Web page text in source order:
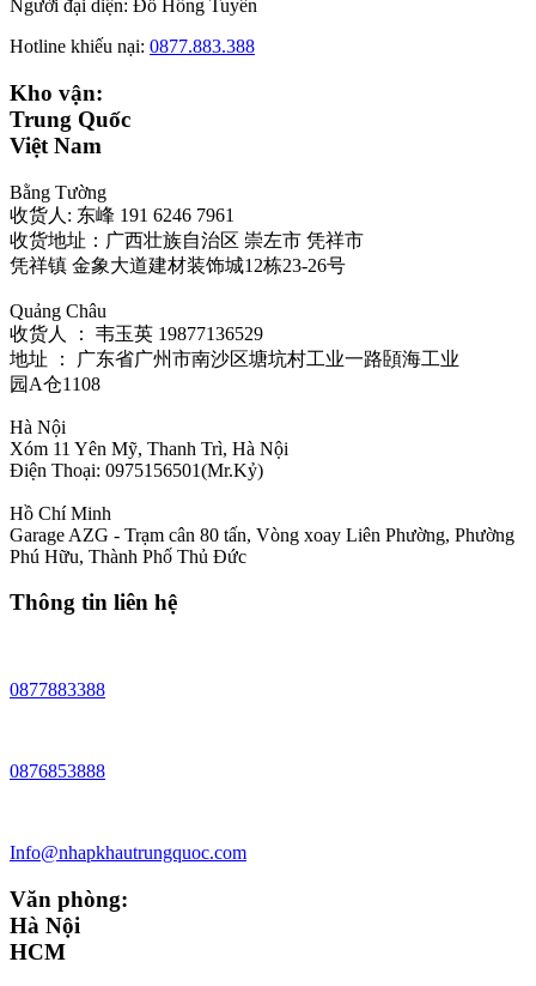
Người đại diện: Đỗ Hồng Tuyên
Hotline khiếu nại: 0877.883.388
Kho vận:
Trung Quốc
Việt Nam
Bằng Tường
收货人: 东峰 191 6246 7961
收货地址：广西壮族自治区 崇左市 凭祥市
凭祥镇 金象大道建材装饰城12栋23-26号
Quảng Châu
收货人 ： 韦玉英 19877136529‬
地址 ： 广东省广州市南沙区塘坑村工业一路頣海工业
园A仓1108
Hà Nội
Xóm 11 Yên Mỹ, Thanh Trì, Hà Nội
Điện Thoại: 0975156501(Mr.Kỷ)
Hồ Chí Minh
Garage AZG - Trạm cân 80 tấn, Vòng xoay Liên Phường, Phường
Phú Hữu, Thành Phố Thủ Đức
Thông tin liên hệ
0877883388
0876853888
Info@nhapkhautrungquoc.com
Văn phòng:
Hà Nội
HCM